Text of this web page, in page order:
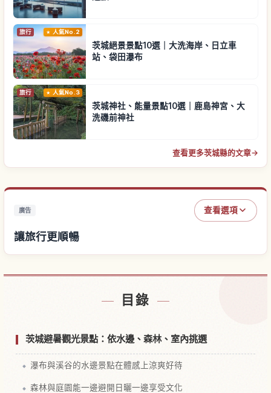
旅行 人氣No.2
茨城絕景景點10選｜大洗海岸、日立車
站、袋田瀑布
旅行 人氣No.3
茨城神社、能量景點10選｜鹿島神宮、大
洗磯前神社
查看更多茨城縣的文章→
廣告 查看選項
讓旅行更順暢
目錄
茨城避暑觀光景點：依水邊、森林、室內挑選
瀑布與溪谷的水邊景點在體感上涼爽好待
森林與庭園能一邊避開日曬一邊享受文化